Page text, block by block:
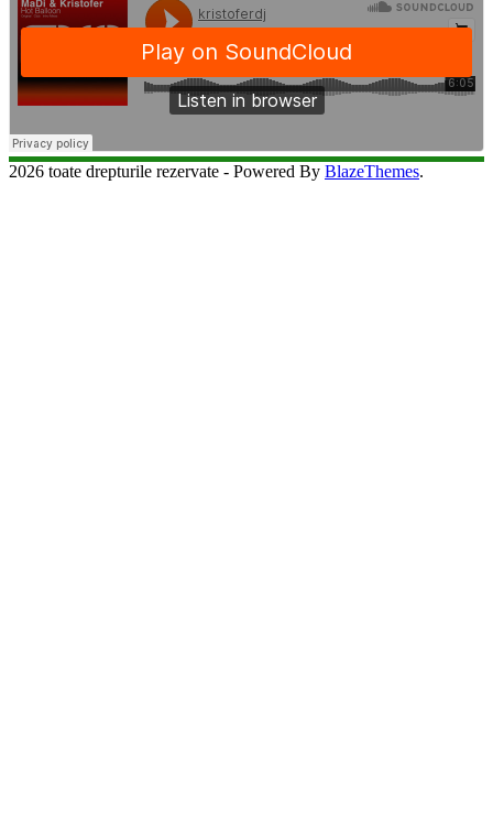
2026 toate drepturile rezervate - Powered By BlazeThemes.